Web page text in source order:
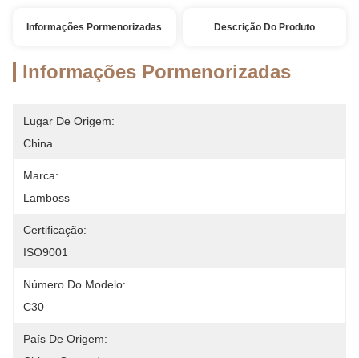
Informações Pormenorizadas Descrição Do Produto
Informações Pormenorizadas
Lugar De Origem:
China
Marca:
Lamboss
Certificação:
ISO9001
Número Do Modelo:
C30
País De Origem: